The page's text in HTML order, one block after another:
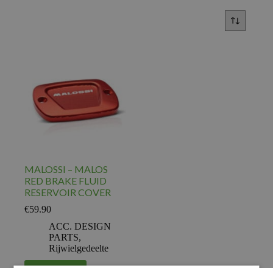
MALOSSI – MALOS
RED BRAKE FLUID
RESERVOIR COVER
€59.90
ACC. DESIGN
PARTS,
Rijwielgedeelte